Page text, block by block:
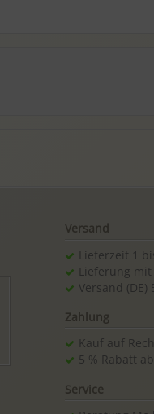
Versand
Lieferzeit 1
Lieferung
Versand
Zahlung
Kauf auf
5 % Rabatt
Service